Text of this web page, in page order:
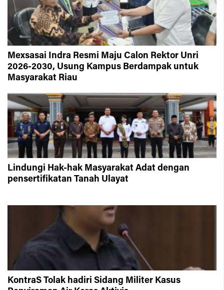
Mexsasai Indra Resmi Maju Calon Rektor Unri
2026-2030, Usung Kampus Berdampak untuk
Masyarakat Riau
Lindungi Hak-hak Masyarakat Adat dengan
pensertifikatan Tanah Ulayat
KontraS Tolak hadiri Sidang Militer Kasus